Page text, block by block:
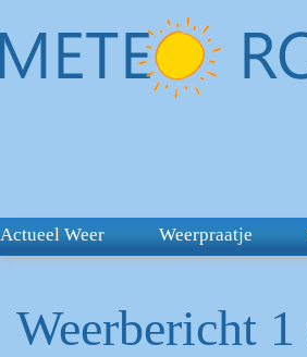
Actueel Weer Weerpraatje
Weerbericht